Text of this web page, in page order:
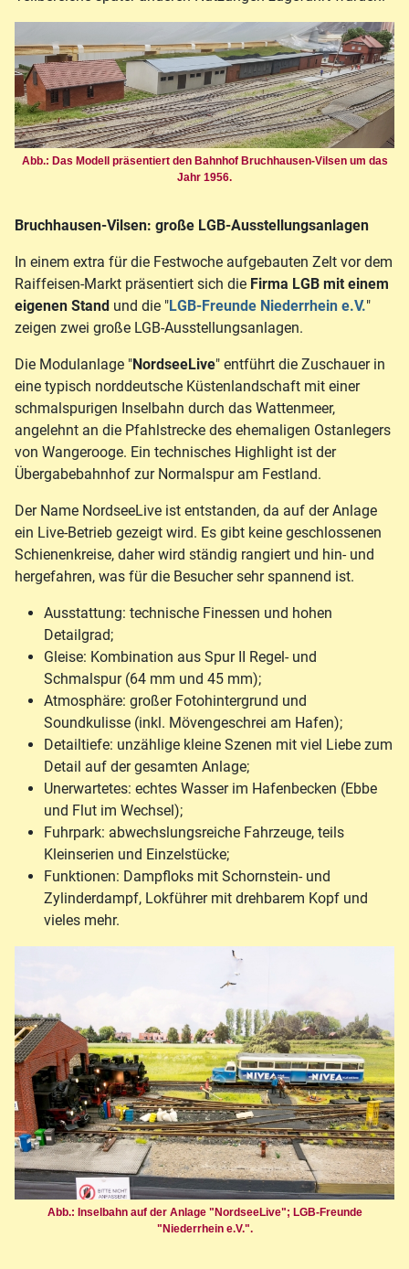
Abb.: Das Modell präsentiert den Bahnhof Bruchhausen-Vilsen um das
Jahr 1956.
Bruchhausen-Vilsen: große LGB-Ausstellungsanlagen
In einem extra für die Festwoche aufgebauten Zelt vor dem
Raiffeisen-Markt präsentiert sich die Firma LGB mit einem
eigenen Stand und die "LGB-Freunde Niederrhein e.V."
zeigen zwei große LGB-Ausstellungsanlagen.
Die Modulanlage "NordseeLive" entführt die Zuschauer in
eine typisch norddeutsche Küstenlandschaft mit einer
schmalspurigen Inselbahn durch das Wattenmeer,
angelehnt an die Pfahlstrecke des ehemaligen Ostanlegers
von Wangerooge. Ein technisches Highlight ist der
Übergabebahnhof zur Normalspur am Festland.
Der Name NordseeLive ist entstanden, da auf der Anlage
ein Live-Betrieb gezeigt wird. Es gibt keine geschlossenen
Schienenkreise, daher wird ständig rangiert und hin- und
hergefahren, was für die Besucher sehr spannend ist.
Ausstattung: technische Finessen und hohen
Detailgrad;
Gleise: Kombination aus Spur II Regel- und
Schmalspur (64 mm und 45 mm);
Atmosphäre: großer Fotohintergrund und
Soundkulisse (inkl. Mövengeschrei am Hafen);
Detailtiefe: unzählige kleine Szenen mit viel Liebe zum
Detail auf der gesamten Anlage;
Unerwartetes: echtes Wasser im Hafenbecken (Ebbe
und Flut im Wechsel);
Fuhrpark: abwechslungsreiche Fahrzeuge, teils
Kleinserien und Einzelstücke;
Funktionen: Dampfloks mit Schornstein- und
Zylinderdampf, Lokführer mit drehbarem Kopf und
vieles mehr.
Abb.: Inselbahn auf der Anlage "NordseeLive"; LGB-Freunde
"Niederrhein e.V.".